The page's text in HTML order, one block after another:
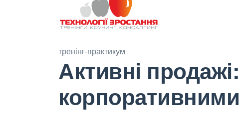
тренінг-практикум
Активні